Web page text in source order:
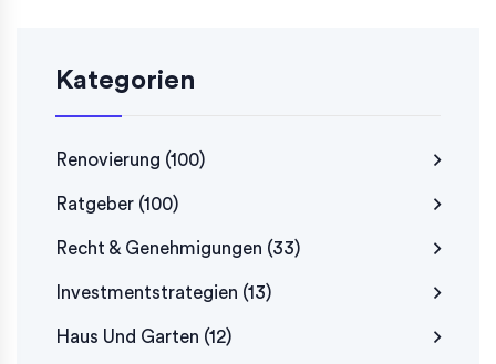
Kategorien
Renovierung (100)
Ratgeber (100)
Recht & Genehmigungen (33)
Investmentstrategien (13)
Haus Und Garten (12)